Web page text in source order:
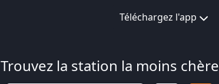
Téléchargez l'app
Trouvez la station la moins chère